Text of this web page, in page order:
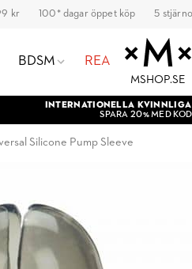
kr 100* dagar öppet köp 5
BDSM REA
MSHOP.SE
INTERNATIONELLA
SPARA 20% MED
Silicone Pump Sleeve